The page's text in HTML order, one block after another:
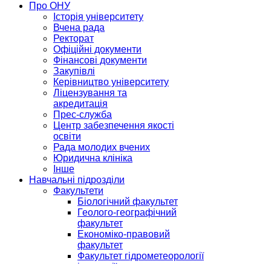
Про ОНУ
Історія університету
Вчена рада
Ректорат
Офіційні документи
Фінансові документи
Закупівлі
Керівництво університету
Ліцензування та
акредитація
Прес-служба
Центр забезпечення якості
освіти
Рада молодих вчених
Юридична клініка
Інше
Навчальні підрозділи
Факультети
Біологічний факультет
Геолого-географічний
факультет
Економіко-правовий
факультет
Факультет гідрометеорології